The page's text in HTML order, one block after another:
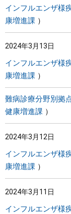
インフルエンザ様
康増進課
2024年3月13日
インフルエンザ様
康増進課
難病診療分野別拠
健康増進課
2024年3月12日
インフルエンザ様
康増進課
2024年3月11日
インフルエンザ様